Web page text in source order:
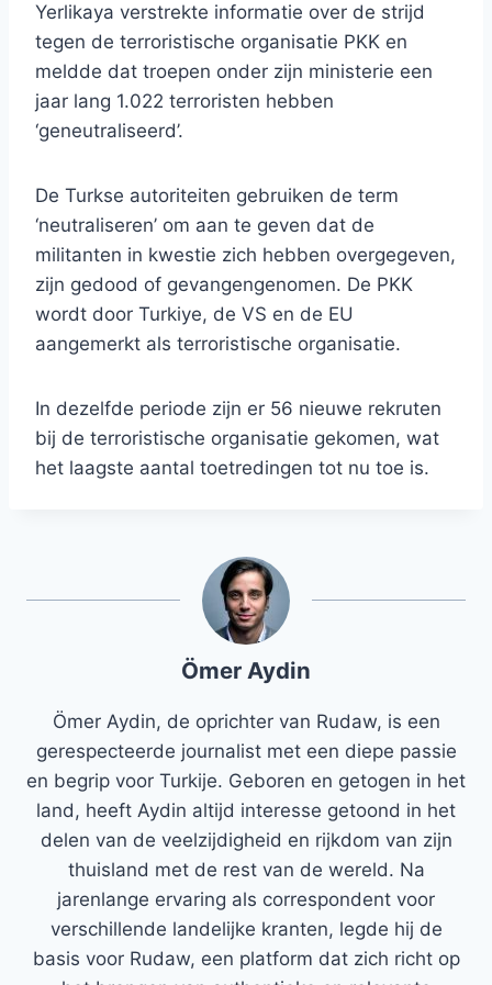
Yerlikaya verstrekte informatie over de strijd
tegen de terroristische organisatie PKK en
meldde dat troepen onder zijn ministerie een
jaar lang 1.022 terroristen hebben
‘geneutraliseerd’.
De Turkse autoriteiten gebruiken de term
‘neutraliseren’ om aan te geven dat de
militanten in kwestie zich hebben overgegeven,
zijn gedood of gevangengenomen. De PKK
wordt door Turkiye, de VS en de EU
aangemerkt als terroristische organisatie.
In dezelfde periode zijn er 56 nieuwe rekruten
bij de terroristische organisatie gekomen, wat
het laagste aantal toetredingen tot nu toe is.
Ömer Aydin
Ömer Aydin, de oprichter van Rudaw, is een
gerespecteerde journalist met een diepe passie
en begrip voor Turkije. Geboren en getogen in het
land, heeft Aydin altijd interesse getoond in het
delen van de veelzijdigheid en rijkdom van zijn
thuisland met de rest van de wereld. Na
jarenlange ervaring als correspondent voor
verschillende landelijke kranten, legde hij de
basis voor Rudaw, een platform dat zich richt op